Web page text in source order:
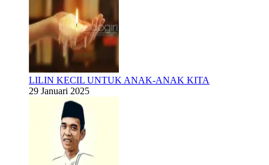
LILIN KECIL UNTUK ANAK-ANAK KITA
29 Januari 2025